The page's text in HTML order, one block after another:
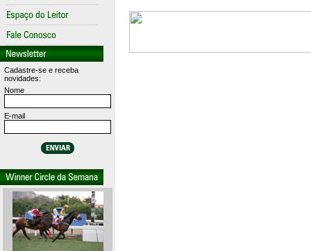
Cadastre-se e receba
novidades:
Nome
E-mail